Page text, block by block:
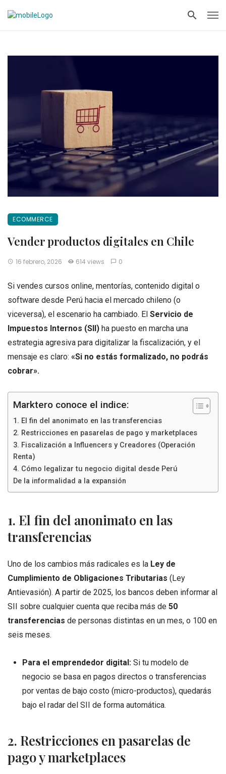
ECOMMERCE
Vender productos digitales en Chile
16 febrero, 2026 614 views 0
Si vendes cursos online, mentorías, contenido digital o
software desde Perú hacia el mercado chileno (o
viceversa), el escenario ha cambiado. El Servicio de
Impuestos Internos (SII) ha puesto en marcha una
estrategia agresiva para digitalizar la fiscalización, y el
mensaje es claro: «Si no estás formalizado, no podrás
cobrar».
Marktero conoce el indice:
1. El fin del anonimato en las transferencias
2. Restricciones en pasarelas de pago y marketplaces
3. Fiscalización a Influencers y Creadores (Operación
Renta)
4. Cómo legalizar tu negocio digital desde Perú
De la informalidad a la expansión
1. El fin del anonimato en las
transferencias
Uno de los cambios más radicales es la Ley de
Cumplimiento de Obligaciones Tributarias (Ley
Antievasión). A partir de 2025, los bancos deben informar al
SII sobre cualquier cuenta que reciba más de 50
transferencias de personas distintas en un mes, o 100 en
seis meses.
Para el emprendedor digital:Si tu modelo de
negocio se basa en pagos directos o transferencias
por ventas de bajo costo (micro-productos), quedarás
bajo el radar del SII de forma automática.
2. Restricciones en pasarelas de
pago y marketplaces